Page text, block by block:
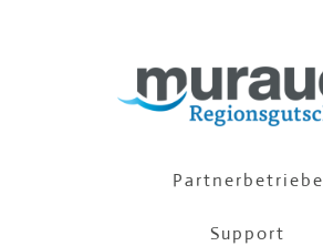
Partnerbetriebe
Support